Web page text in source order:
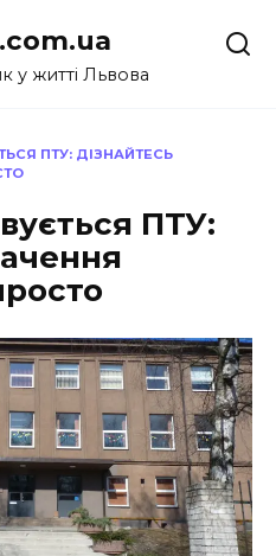
у житті Львова
ПТУ: ДІЗНАЙТЕСЬ
ПТУ: